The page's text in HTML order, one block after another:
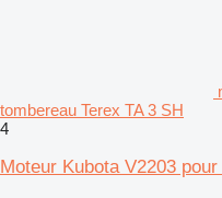
tombereau Terex TA 3 SH
4
Moteur Kubota V2203